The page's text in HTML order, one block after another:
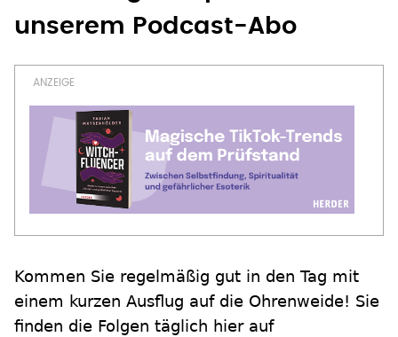
unserem Podcast-Abo
Kommen Sie regelmäßig gut in den Tag mit
einem kurzen Ausflug auf die Ohrenweide! Sie
finden die Folgen täglich hier auf